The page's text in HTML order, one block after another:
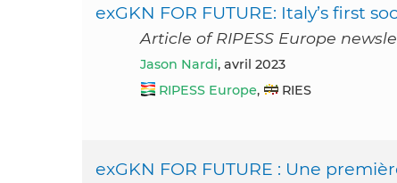
exGKN FOR FUTURE: Italy’s first
Article of RIPESS Europe
Jason Nardi, avril 2023
RIPESS Europe, RIES
exGKN FOR FUTURE : Une